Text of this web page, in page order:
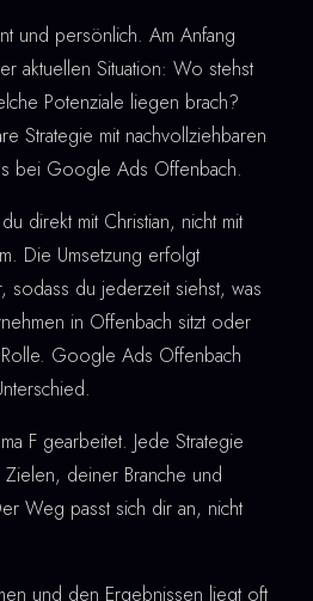
und persönlich. Am Anfang
aktuellen Situation: Wo stehst
Potenziale liegen brach?
Strategie mit nachvollziehbaren
bei Google Ads Offenbach.
direkt mit Christian, nicht mit
Die Umsetzung erfolgt
sodass du jederzeit siehst, was
in Offenbach sitzt oder
Google Ads Offenbach
F gearbeitet. Jede Strategie
deiner Branche und
Weg passt sich dir an, nicht
und den Ergebnissen liegt oft